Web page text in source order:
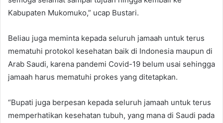
Kabupaten Mukomuko,” ucap Bustari.
Beliau juga meminta kepada seluruh jamaah untuk terus
mematuhi protokol kesehatan baik di Indonesia maupun di
Arab Saudi, karena pandemi Covid-19 belum usai sehingga
jamaah harus mematuhi prokes yang ditetapkan.
“Bupati juga berpesan kepada seluruh jamaah untuk terus
memperhatikan kesehatan tubuh, yang mana di Saudi pada